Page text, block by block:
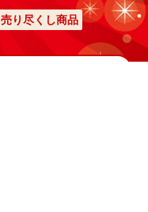
売り尽くし商品